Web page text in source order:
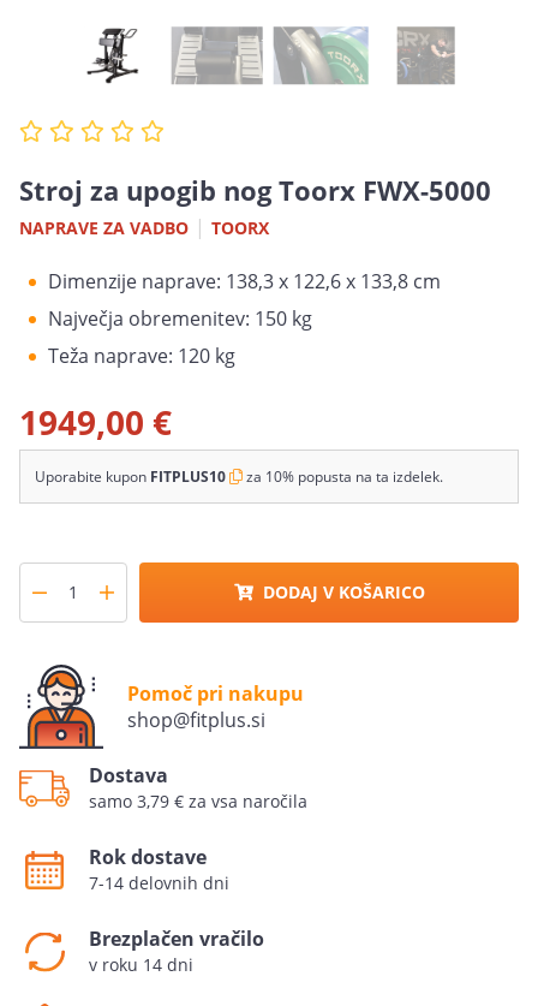
Stroj za upogib nog Toorx FWX-5000
NAPRAVE ZA VADBO | TOORX
Dimenzije naprave: 138,3 x 122,6 x 133,8 cm
Največja obremenitev: 150 kg
Teža naprave: 120 kg
1949,00 €
Uporabite kupon FITPLUS10 za 10% popusta na ta izdelek.
DODAJ V KOŠARICO
Pomoč pri nakupu
shop@fitplus.si
Dostava
samo 3,79 € za vsa naročila
Rok dostave
7-14 delovnih dni
Brezplačen vračilo
v roku 14 dni